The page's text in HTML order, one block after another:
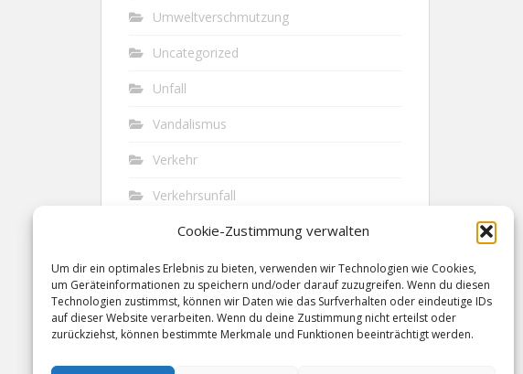
Cookie-Zustimmung verwalten
Um dir ein optimales Erlebnis zu bieten, verwenden wir Technologien wie Cookies,
um Geräteinformationen zu speichern und/oder darauf zuzugreifen. Wenn du diesen
Technologien zustimmst, können wir Daten wie das Surfverhalten oder eindeutige IDs
auf dieser Website verarbeiten. Wenn du deine Zustimmung nicht erteilst oder
zurückziehst, können bestimmte Merkmale und Funktionen beeinträchtigt werden.
Umweltverschmutzung
Uncategorized
Unfall
Vandalismus
Verkehr
Verkehrsunfall
Vermisst
Waffen
Wilderei